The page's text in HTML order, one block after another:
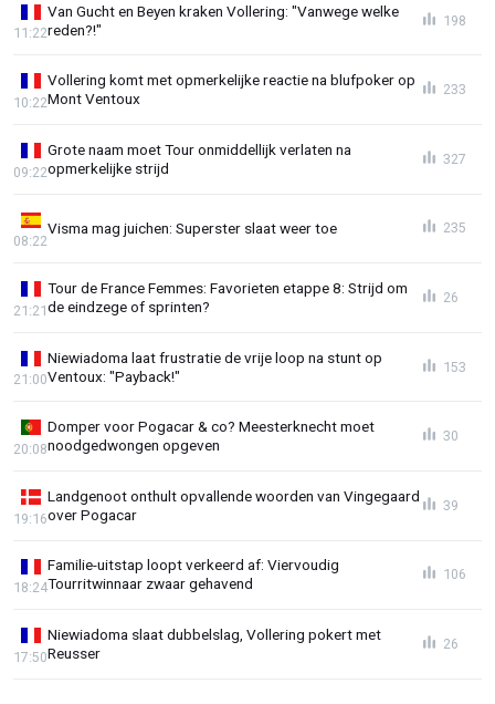
Van Gucht en Beyen kraken Vollering: "Vanwege welke
reden?!"
11:22
198
Vollering komt met opmerkelijke reactie na blufpoker op
Mont Ventoux
10:22
233
Grote naam moet Tour onmiddellijk verlaten na
opmerkelijke strijd
09:22
327
Visma mag juichen: Superster slaat weer toe
08:22
235
Tour de France Femmes: Favorieten etappe 8: Strijd om
de eindzege of sprinten?
21:21
26
Niewiadoma laat frustratie de vrije loop na stunt op
Ventoux: "Payback!"
21:00
153
Domper voor Pogacar & co? Meesterknecht moet
noodgedwongen opgeven
20:08
30
Landgenoot onthult opvallende woorden van Vingegaard
over Pogacar
19:16
39
Familie-uitstap loopt verkeerd af: Viervoudig
Tourritwinnaar zwaar gehavend
18:24
106
Niewiadoma slaat dubbelslag, Vollering pokert met
Reusser
17:50
26